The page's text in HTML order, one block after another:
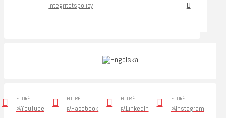
Integritetspolicy
FLOORÉ
PÅYouTube
FLOORÉ
PÅFacebook
FLOORÉ
PÅLinkedIn
FLOORÉ
PÅInstagram